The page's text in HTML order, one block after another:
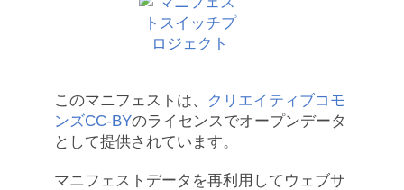
このマニフェストは、
クリエイティブコモ
ンズCC-BYのライセンスでオープンデータ
として提供されています。
マニフェストデータを再利用してウェブサ